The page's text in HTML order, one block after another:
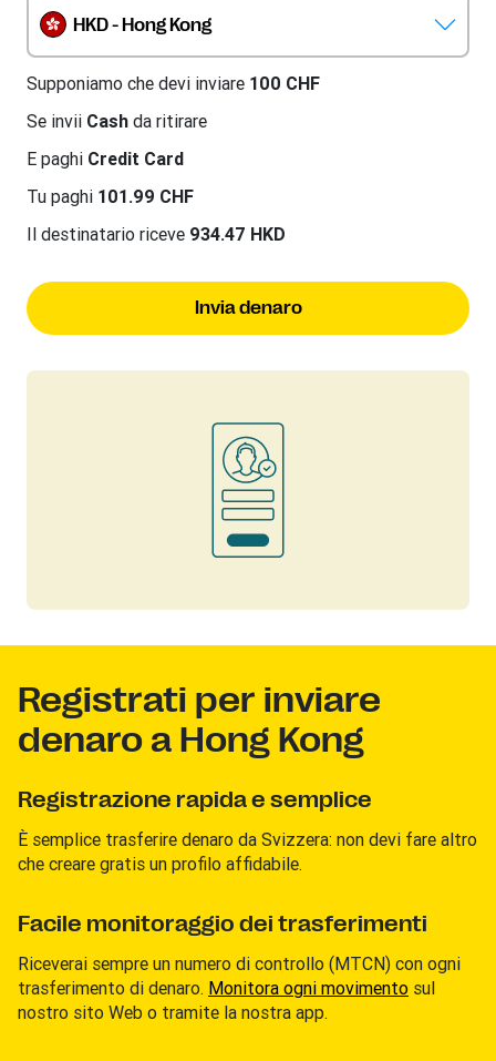
HKD - Hong Kong
Supponiamo che devi inviare 100 CHF
Se invii Cash da ritirare
E paghi Credit Card
Tu paghi 101.99 CHF
Il destinatario riceve 934.47 HKD
Invia denaro
Registrati per inviare
denaro a Hong Kong
Registrazione rapida e semplice
È semplice trasferire denaro da Svizzera: non devi fare altro
che creare gratis un profilo affidabile.
Facile monitoraggio dei trasferimenti
Riceverai sempre un numero di controllo (MTCN) con ogni
trasferimento di denaro. Monitora ogni movimento sul
nostro sito Web o tramite la nostra app.